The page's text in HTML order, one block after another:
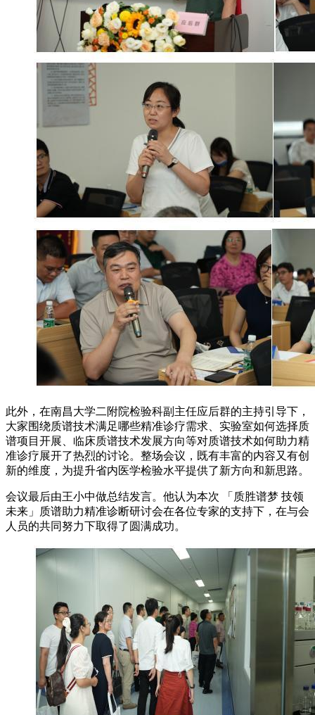
此外，在南昌大学二附院检验科副主任应后群的主持引导下，
大家围绕质谱技术满足哪些精准诊疗需求、实验室如何选择质
谱项目开展、临床质谱技术发展方向等对质谱技术如何助力精
准诊疗展开了热烈的讨论。整场会议，既有丰富的内容又有创
新的维度，为提升省内医学检验水平提供了新方向和新思路。
会议最后由王小中做总结发言。他认为本次 「质胜谱梦 技领
未来」质谱助力精准诊断研讨会在各位专家的支持下，在与会
人员的共同努力下取得了圆满成功。